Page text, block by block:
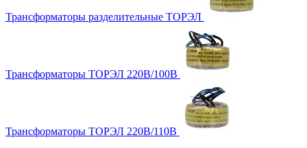
Трансформаторы разделительные ТОРЭЛ
Трансформаторы ТОРЭЛ 220В/100В
Трансформаторы ТОРЭЛ 220В/110В